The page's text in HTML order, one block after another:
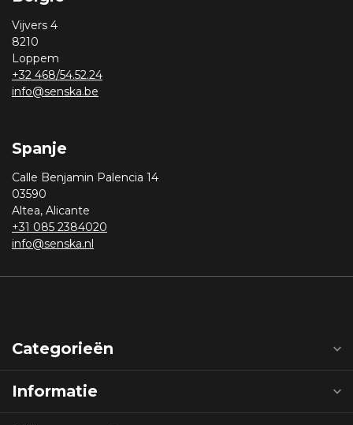
Vijvers 4
8210
Loppem
+32 468/54.52.24
info@senska.be
Spanje
Calle Benjamin Palencia 14
03590
Altea, Alicante
+31 085 2384020
info@senska.nl
Categorieën
Informatie